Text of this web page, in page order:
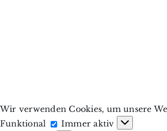
Wir verwenden Cookies, um unsere
Funktional
Funktional
Immer aktiv